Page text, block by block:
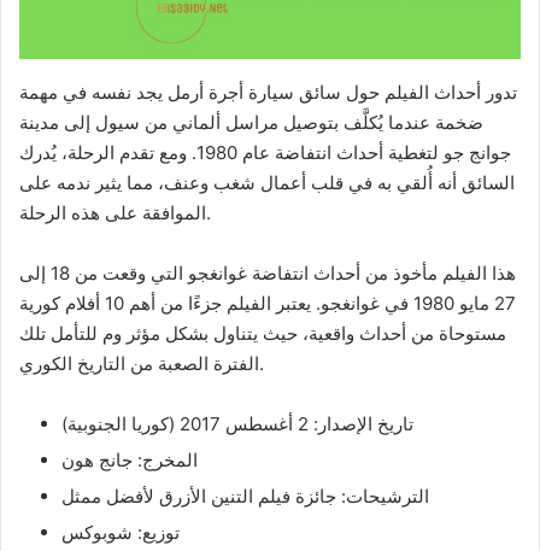
تدور أحداث الفيلم حول سائق سيارة أجرة أرمل يجد نفسه في مهمة
ضخمة عندما يُكلَّف بتوصيل مراسل ألماني من سيول إلى مدينة
جوانج جو لتغطية أحداث انتفاضة عام 1980. ومع تقدم الرحلة، يُدرك
السائق أنه أُلقي به في قلب أعمال شغب وعنف، مما يثير ندمه على
الموافقة على هذه الرحلة.
هذا الفيلم مأخوذ من أحداث انتفاضة غوانغجو التي وقعت من 18 إلى
27 مايو 1980 في غوانغجو. يعتبر الفيلم جزءًا من أهم 10 أفلام كورية
مستوحاة من أحداث واقعية، حيث يتناول بشكل مؤثر وم للتأمل تلك
الفترة الصعبة من التاريخ الكوري.
تاريخ الإصدار: 2 أغسطس 2017 (كوريا الجنوبية)
المخرج: جانج هون
الترشيحات: جائزة فيلم التنين الأزرق لأفضل ممثل
توزيع: شوبوكس